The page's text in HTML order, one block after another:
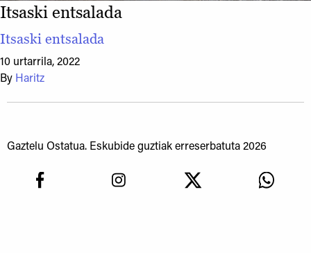
Itsaski entsalada
Itsaski entsalada
10 urtarrila, 2022
By Haritz
Gaztelu Ostatua. Eskubide guztiak erreserbatuta 2026